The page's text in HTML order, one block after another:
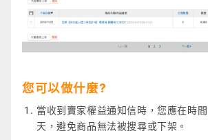
您可以做什麼?
當收到賣家權益通知信時，您應在時
天，避免商品無法被搜尋或下架。